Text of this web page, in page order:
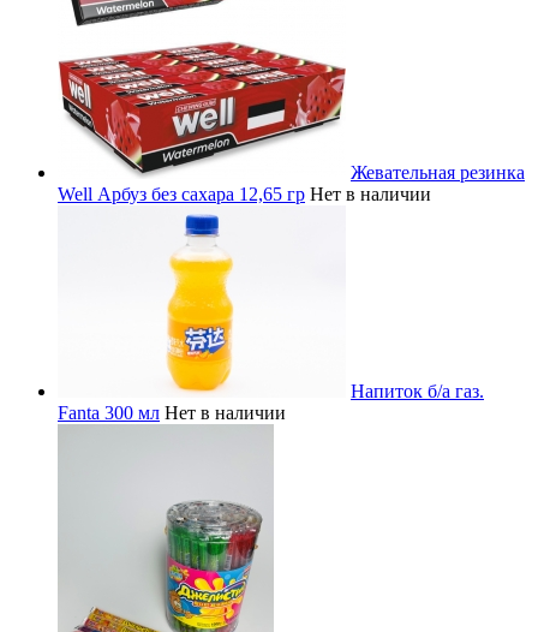
Жевательная резинка
Well Арбуз без сахара 12,65 гр Нет в наличии
Напиток б/а газ.
Fanta 300 мл Нет в наличии